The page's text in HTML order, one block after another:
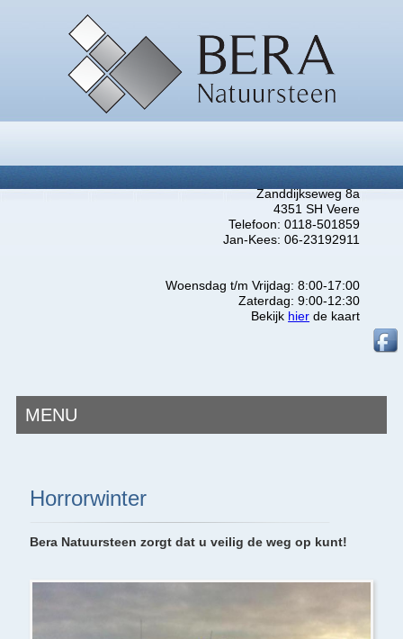
Zanddijkseweg 8a
4351 SH Veere
Telefoon: 0118-501859
Jan-Kees: 06-23192911
Woensdag t/m Vrijdag: 8:00-17:00
Zaterdag: 9:00-12:30
Bekijk hier de kaart
MENU
Horrorwinter
Bera Natuursteen zorgt dat u veilig de weg op kunt!